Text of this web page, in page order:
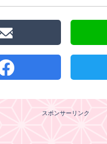
スポンサーリンク